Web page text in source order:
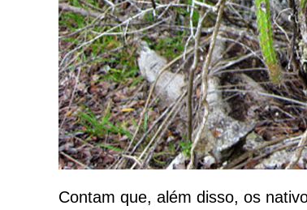
Contam que, além disso, os